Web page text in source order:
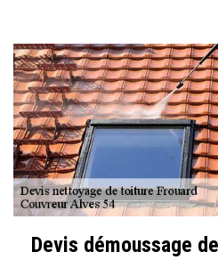
Devis démoussage